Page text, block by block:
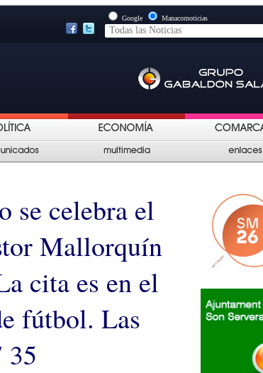
Google Manacornoticias
se celebra el
Mallorquín
cita es en el
fútbol. Las
35